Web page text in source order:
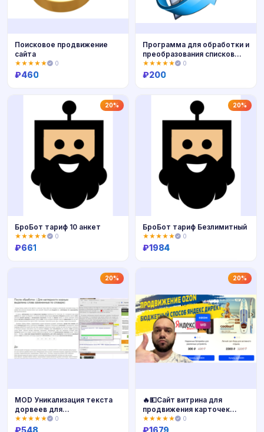
Купить
Поисковое продвижение
сайта
★★★★★ 0
₽460
Купить
Программа для обработки и
преобразования списков
email
★★★★★ 0
₽200
20%
БроБот тариф 10 анкет
★★★★★ 0
₽661
20%
БроБот тариф Безлимитный
★★★★★ 0
₽1984
20%
MOD Уникализация текста
дорвеев для
Autodor.SQLite.Wmsn
★★★★★ 0
₽548
20%
🔥💵Сайт витрина для
продвижения карточек
товара Ozon
★★★★★ 0
₽1679